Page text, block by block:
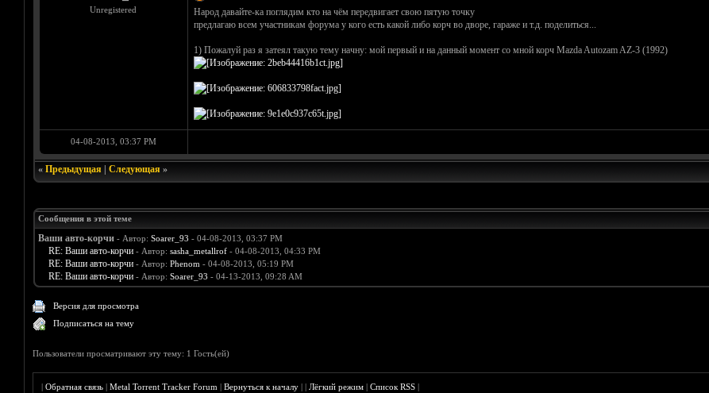
Unregistered
Народ давайте-ка поглядим кто на чём передвигает свою пятую точку
предлагаю всем участникам форума у кого есть какой либо корч во дворе, гараже и т.д. поделиться...
1) Пожалуй раз я затеял такую тему начну: мой первый и на данный момент со мной корч Mazda Autozam AZ-3 (1992)
04-08-2013, 03:37 PM
« Предыдущая| Следующая»
Сообщения в этой теме
Ваши авто-корчи - Автор: Soarer_93 - 04-08-2013, 03:37 PM
RE: Ваши авто-корчи - Автор: sasha_metallrof- 04-08-2013, 04:33 PM
RE: Ваши авто-корчи - Автор: Phenom - 04-08-2013, 05:19 PM
RE: Ваши авто-корчи - Автор: Soarer_93 - 04-13-2013, 09:28 AM
Версия для просмотра
Подписаться на тему
Пользователи просматривают эту тему: 1 Гость(ей)
|Обратная связь |Metal Torrent Tracker Forum |Вернуться к началу ||Лёгкий режим |Список RSS |